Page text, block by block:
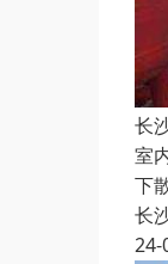
长
室
下
长
24-